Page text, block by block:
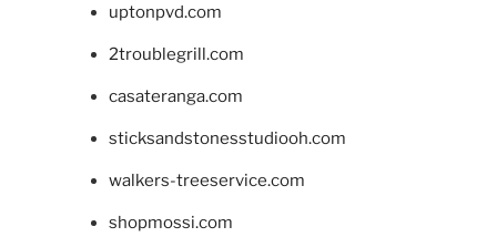
uptonpvd.com
2troublegrill.com
casateranga.com
sticksandstonesstudiooh.com
walkers-treeservice.com
shopmossi.com